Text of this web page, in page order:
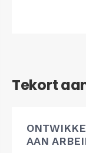
Tekort
AAN